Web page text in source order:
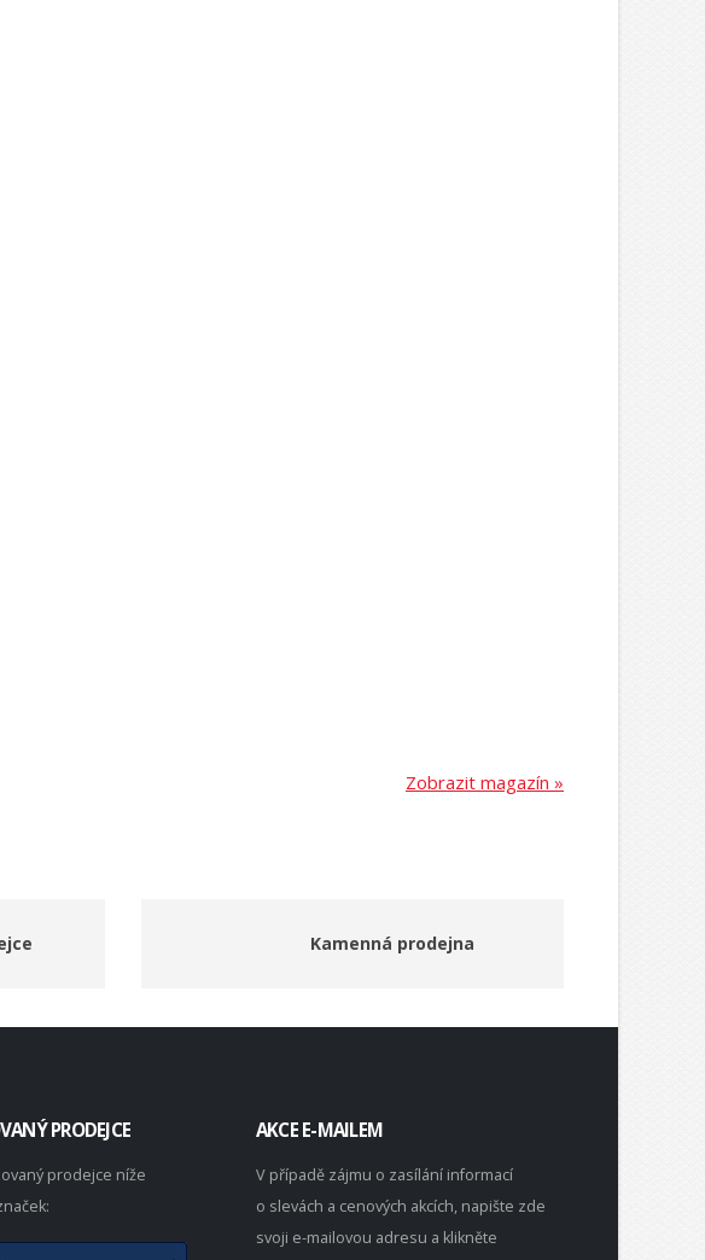
Zobrazit magazín »
Kamenná prodejna
PRODEJCE
prodejce níže
AKCE E-MAILEM
V případě zájmu o zasílání informací
o slevách a cenových akcích, napište zde
svoji e-mailovou adresu a klikněte